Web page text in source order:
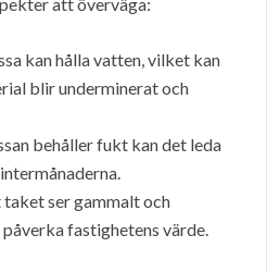
kan hålla vatten, vilket kan
blir underminerat och
behåller fukt kan det leda
ser gammalt och
fastighetens värde.